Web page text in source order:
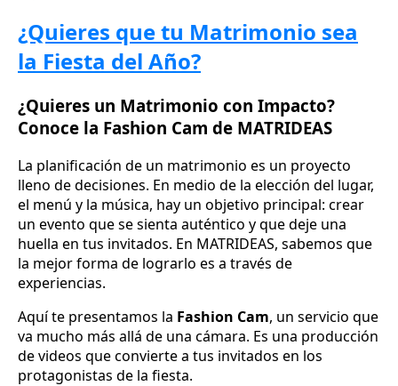
¿Quieres que tu Matrimonio sea
la Fiesta del Año?
¿Quieres un Matrimonio con Impacto?
Conoce la Fashion Cam de MATRIDEAS
La planificación de un matrimonio es un proyecto
lleno de decisiones. En medio de la elección del lugar,
el menú y la música, hay un objetivo principal: crear
un evento que se sienta auténtico y que deje una
huella en tus invitados. En MATRIDEAS, sabemos que
la mejor forma de lograrlo es a través de
experiencias.
Aquí te presentamos la Fashion Cam, un servicio que
va mucho más allá de una cámara. Es una producción
de videos que convierte a tus invitados en los
protagonistas de la fiesta.